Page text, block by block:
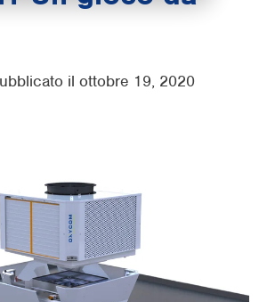
il tuo impianto di raffreddamento
esterni
il ottobre 19, 2020